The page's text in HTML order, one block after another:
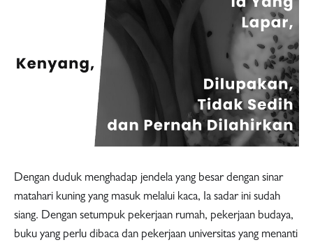
Dengan duduk menghadap jendela yang besar dengan sinar
matahari kuning yang masuk melalui kaca, Ia sadar ini sudah
siang. Dengan setumpuk pekerjaan rumah, pekerjaan budaya,
buku yang perlu dibaca dan pekerjaan universitas yang menanti